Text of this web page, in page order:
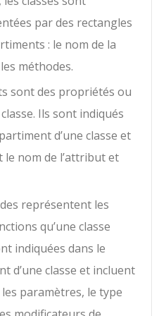
par des rectangles
: le nom de la
méthodes.
sont des propriétés ou
Ils sont indiqués
d’une classe et
nom de l’attribut et
représentent les
qu’une classe
indiquées dans le
d’une classe et incluent
paramètres, le type